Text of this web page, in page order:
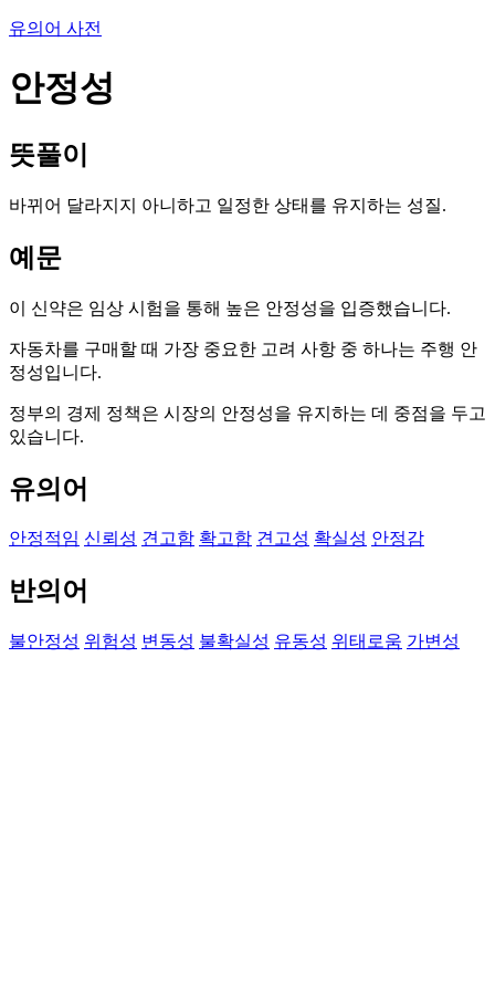
유의어 사전
안정성
뜻풀이
바뀌어 달라지지 아니하고 일정한 상태를 유지하는 성질.
예문
이 신약은 임상 시험을 통해 높은 안정성을 입증했습니다.
자동차를 구매할 때 가장 중요한 고려 사항 중 하나는 주행 안
정성입니다.
정부의 경제 정책은 시장의 안정성을 유지하는 데 중점을 두고
있습니다.
유의어
안정적임 신뢰성 견고함 확고함 견고성 확실성 안정감
반의어
불안정성 위험성 변동성 불확실성 유동성 위태로움 가변성